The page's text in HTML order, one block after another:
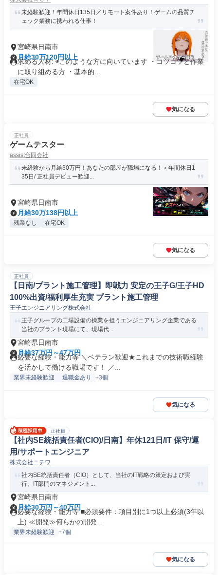
未経験歓迎！年間休日135日／リモート案件あり！ゲームの品質チ
ェック業務に携われる仕事！
宮崎県日南市
月給30万120円以上
求める人材: ◉このような方に向いています ・コツコツと作業
に取り組める方 ・基本的...
在宅OK
気になる
正社員
ゲームテスター
assist合同会社
未経験から月給30万円！あなたの部屋が職場になる！＜年間休日1
35日/ 正社員デビュー歓迎...
宮崎県日南市
月給30万138円以上
残業なし 在宅OK
気になる
正社員
【日南/プラント施工管理】即戦力 安定の王子G/王子HD
100%出資/福利厚生充実 プラント施工管理
王子エンジニアリング株式会社
王子グループの工場設備の操業を担うエンジニアリング企業である
当社のプラント現場にて、現場代...
宮崎県日南市
月給37万円～47万円
必要な経験・能力等 ＼ベテラン歓迎★これまでの技術職経験
を活かして働ける職場です！ ／...
業界未経験歓迎 退職金あり +3個
気になる
正社員
【社内SE統括責任者(CIO)/日南】年休121日/IT 保守/運
用/サポートエンジニア
株式会社ニチワ
社内SE統括責任者（CIO）として、当社のIT戦略の策定および実
行、IT部門のマネジメント...
宮崎県日南市
月給30万円～40万円
必要な経験・能力等 ■必須要件：項目別に1つ以上必須(3年以
上) ≪開発≫何らかの開発...
業界未経験歓迎 +7個
気になる